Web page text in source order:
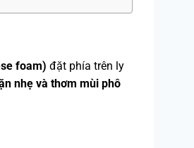
foam) đặt phía trên ly
nhẹ và thơm mùi phô